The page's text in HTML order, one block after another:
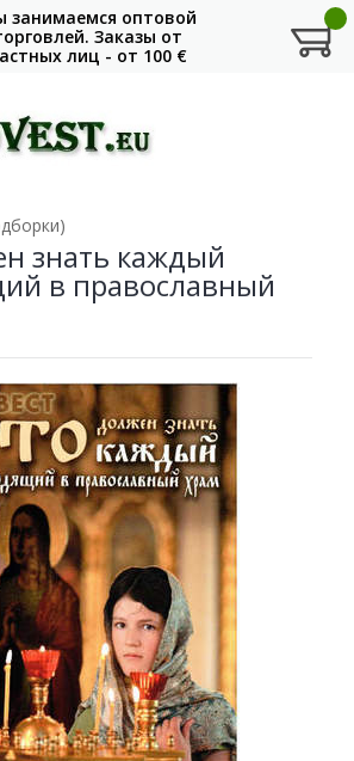
знать каждый
в православный